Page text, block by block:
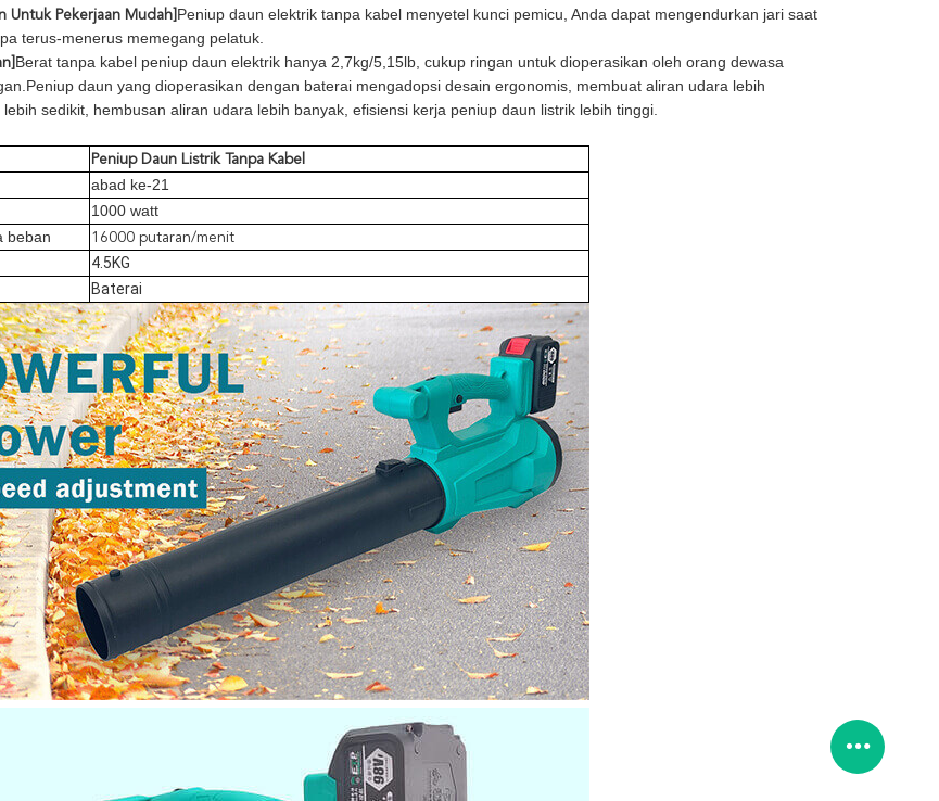
Untuk Pekerjaan Mudah] Peniup daun elektrik tanpa kabel menyetel kunci pemicu, Anda dapat mengendurkan jari saat
terus-menerus memegang pelatuk.
Berat tanpa kabel peniup daun elektrik hanya 2,7kg/5,15lb, cukup ringan untuk dioperasikan oleh orang dewasa
daun yang dioperasikan dengan baterai mengadopsi desain ergonomis, membuat aliran udara lebih
lebih sedikit, hembusan aliran udara lebih banyak, efisiensi kerja peniup daun listrik lebih tinggi.
Peniup Daun Listrik Tanpa Kabel
abad ke-21
1000 watt
beban
16000 putaran/menit
4.5KG
Baterai